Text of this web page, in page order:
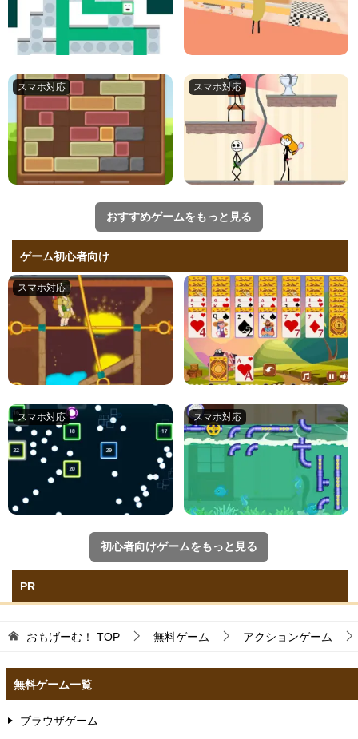
おすすめゲームをもっと見る
ゲーム初心者向け
初心者向けゲームをもっと見る
PR
おもげーむ！ TOP 無料ゲーム アクションゲーム
無料ゲーム一覧
ブラウザゲーム